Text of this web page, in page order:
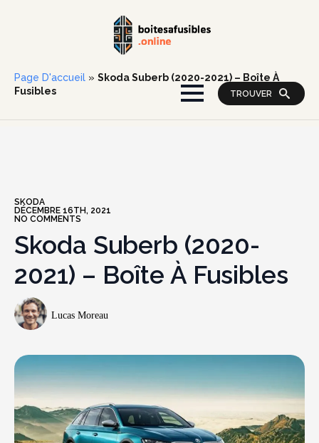
TROUVER
Page D'accueil » Skoda Suberb (2020-2021) – Boîte À
Fusibles
SKODA
DÉCEMBRE 16TH, 2021
NO COMMENTS
Skoda Suberb (2020-
2021) – Boîte À Fusibles
Lucas Moreau